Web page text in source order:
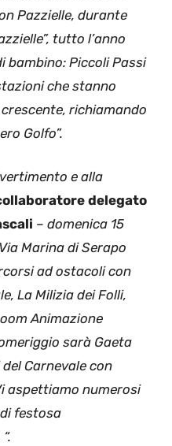
Pazzielle, durante
tutto l’anno
bambino: Piccoli Passi
che stanno
richiamando
Golfo”.
e alla
delegato
– domenica 15
Marina di Serapo
ad ostacoli con
La Milizia dei Folli,
Animazione
sarà Gaeta
Carnevale con
aspettiamo numerosi
festosa